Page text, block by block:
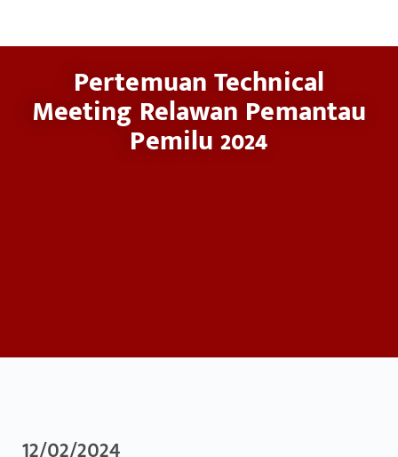
Pertemuan Technical
Meeting Relawan Pemantau
Pemilu 2024